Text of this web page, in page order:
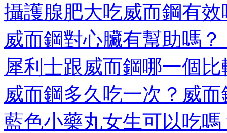
攝護腺肥大吃威而鋼有效
威而鋼對心臟有幫助嗎
犀利士跟威而鋼哪一個
威而鋼多久吃一次？威
藍色小藥丸女生可以吃